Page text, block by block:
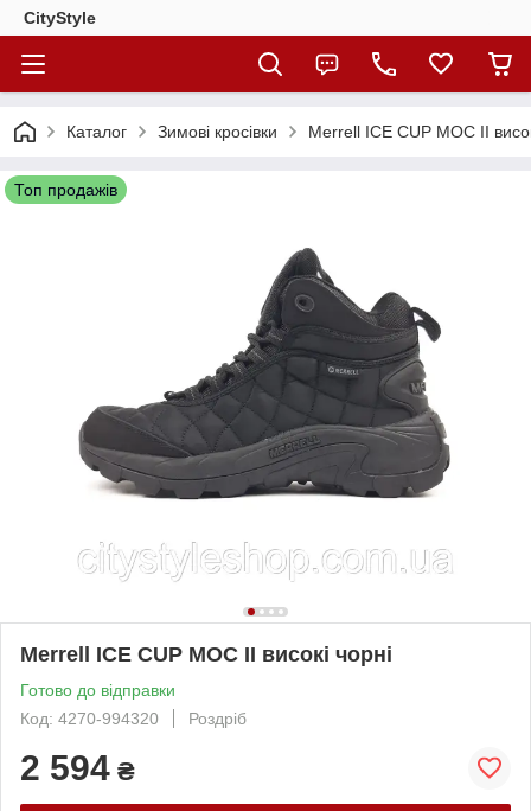
CityStylе
Каталог Зимові кросівки Merrell ICE CUP MOC II
Топ продажів
Merrell ICE CUP MOC II високі чорні
Готово до відправки
Код: 4270-994320
Роздріб
2 594 ₴